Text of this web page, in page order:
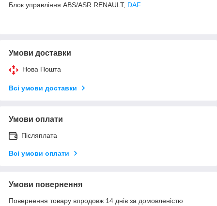
Блок управління ABS/ASR RENAULT, DAF
Умови доставки
Нова Пошта
Всі умови доставки
Умови оплати
Післяплата
Всі умови оплати
Умови повернення
Повернення товару впродовж 14 днів за домовленістю